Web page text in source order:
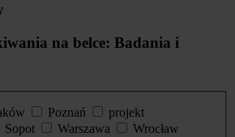
na belce: Badania i
Poznań
projekt
Sopot Warszawa
Wrocław